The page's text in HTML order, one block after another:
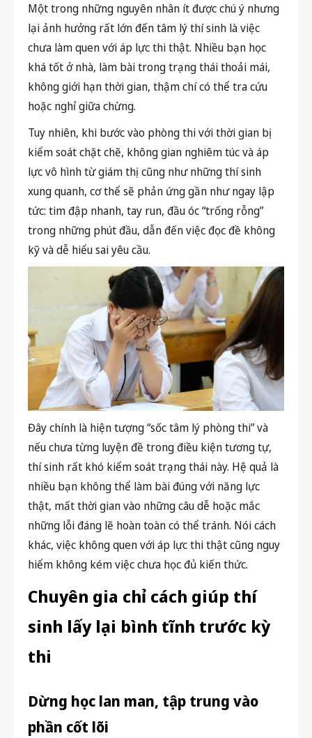
Một trong những nguyên nhân ít được chú ý nhưng
lại ảnh hưởng rất lớn đến tâm lý thí sinh là việc
chưa làm quen với áp lực thi thật. Nhiều bạn học
khá tốt ở nhà, làm bài trong trạng thái thoải mái,
không giới hạn thời gian, thậm chí có thể tra cứu
hoặc nghỉ giữa chừng.
Tuy nhiên, khi bước vào phòng thi với thời gian bị
kiểm soát chặt chẽ, không gian nghiêm túc và áp
lực vô hình từ giám thị cũng như những thí sinh
xung quanh, cơ thể sẽ phản ứng gần như ngay lập
tức: tim đập nhanh, tay run, đầu óc “trống rỗng”
trong những phút đầu, dẫn đến việc đọc đề không
kỹ và dễ hiểu sai yêu cầu.
Đây chính là hiện tượng “sốc tâm lý phòng thi” và
nếu chưa từng luyện đề trong điều kiện tương tự,
thí sinh rất khó kiểm soát trạng thái này. Hệ quả là
nhiều bạn không thể làm bài đúng với năng lực
thật, mất thời gian vào những câu dễ hoặc mắc
những lỗi đáng lẽ hoàn toàn có thể tránh. Nói cách
khác, việc không quen với áp lực thi thật cũng nguy
hiểm không kém việc chưa học đủ kiến thức.
Chuyên gia chỉ cách giúp thí
sinh lấy lại bình tĩnh trước kỳ
thi
Dừng học lan man, tập trung vào
phần cốt lõi